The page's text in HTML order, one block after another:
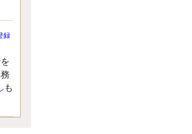
談を受
受験申
らです
ので、
いるよ
思う前
す！
)
録
も